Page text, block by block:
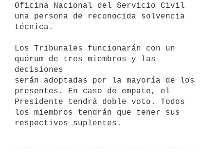
Oficina Nacional del Servicio Civil
una persona de reconocida solvencia
técnica.
Los Tribunales funcionarán con un
quórum de tres miembros y las
decisiones
serán adoptadas por la mayoría de los
presentes. En caso de empate, el
Presidente tendrá doble voto. Todos
los miembros tendrán que tener sus